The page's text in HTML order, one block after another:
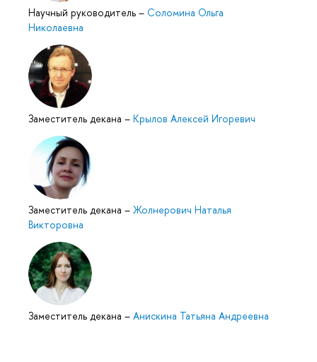
Научный руководитель – Соломина Ольга
Николаевна
Заместитель декана – Крылов Алексей Игоревич
Заместитель декана – Жолнерович Наталья
Викторовна
Заместитель декана – Анискина Татьяна Андреевна